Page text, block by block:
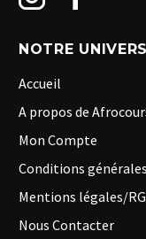
NOTRE UNIVERS
Accueil
A propos de
Mon Compte
Conditions
Mentions légales/
Nous Contacter